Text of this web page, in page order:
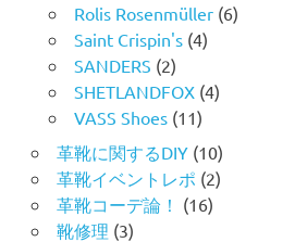
Rolis Rosenmüller(6)
Saint Crispin's(4)
SANDERS (2)
SHETLANDFOX(4)
VASS Shoes(11)
革靴に関するDIY(10)
革靴イベントレポ (2)
革靴コーデ論！ (16)
靴修理 (3)